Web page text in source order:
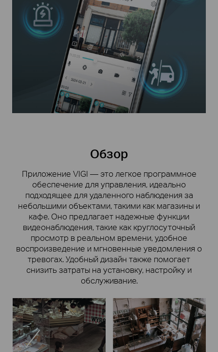
Обзор
Приложение VIGI — это легкое программное
обеспечение для управления, идеально
подходящее для удаленного наблюдения за
небольшими объектами, такими как магазины и
кафе. Оно предлагает надежные функции
видеонаблюдения, такие как круглосуточный
просмотр в реальном времени, удобное
воспроизведение и мгновенные уведомления о
тревогах. Удобный дизайн также помогает
снизить затраты на установку, настройку и
обслуживание.